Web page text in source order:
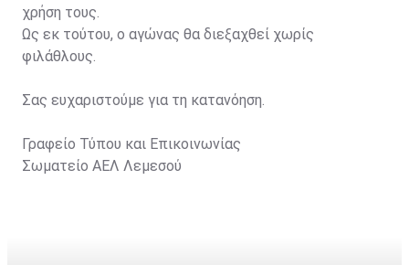
χρήση τους.
Ως εκ τούτου, ο αγώνας θα διεξαχθεί χωρίς
φιλάθλους.
Σας ευχαριστούμε για τη κατανόηση.
Γραφείο Τύπου και Επικοινωνίας
Σωματείο ΑΕΛ Λεμεσού